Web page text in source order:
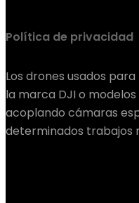
Política de privacidad
Los drones usados
la marca DJI o
acoplando cámaras
determinados trabajos